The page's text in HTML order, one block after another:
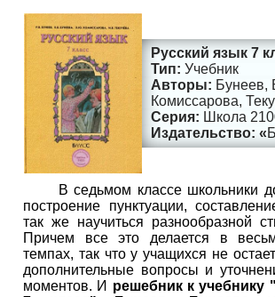
Русский язык 7
Учебник
Бунеев,
Комиссарова,
Школа
В седьмом классе школьники
построение пунктуации,
так же научиться разнообразной
Причем все это делается в
темпах, так что у учащихся не
дополнительные вопросы и
моментов. И решебник к учебнику